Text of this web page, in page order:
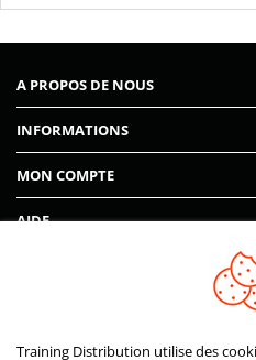
A PROPOS DE NOUS
INFORMATIONS
MON COMPTE
Training Distribution utilise des
AIDE